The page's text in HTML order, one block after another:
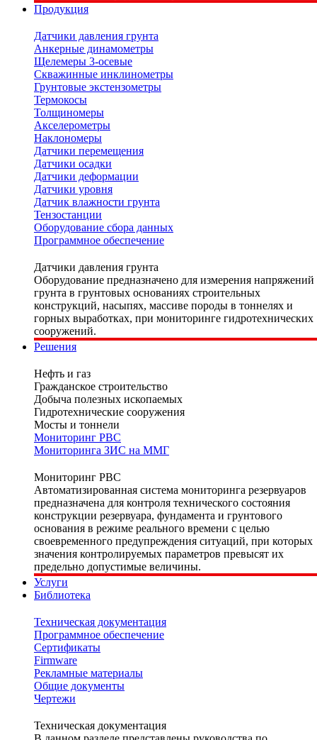
Продукция
Датчики давления грунта
Анкерные динамометры
Щелемеры 3-осевые
Скважинные инклинометры
Грунтовые экстензометры
Термокосы
Толщиномеры
Акселерометры
Наклономеры
Датчики перемещения
Датчики осадки
Датчики деформации
Датчики уровня
Датчик влажности грунта
Тензостанции
Оборудование сбора данных
Программное обеспечение
Датчики давления грунта
Оборудование предназначено для измерения напряжений
грунта в грунтовых основаниях строительных
конструкций, насыпях, массиве породы в тоннелях и
горных выработках, при мониторинге гидротехнических
сооружений.
Решения
Нефть и газ
Гражданское строительство
Добыча полезных ископаемых
Гидротехнические сооружения
Мосты и тоннели
Мониторинг РВС
Мониторинга ЗИС на ММГ
Мониторинг РВС
Автоматизированная система мониторинга резервуаров
предназначена для контроля технического состояния
конструкции резервуара, фундамента и грунтового
основания в режиме реального времени с целью
своевременного предупреждения ситуаций, при которых
значения контролируемых параметров превысят их
предельно допустимые величины.
Услуги
Библиотека
Техническая документация
Программное обеспечение
Сертификаты
Firmware
Рекламные материалы
Общие документы
Чертежи
Техническая документация